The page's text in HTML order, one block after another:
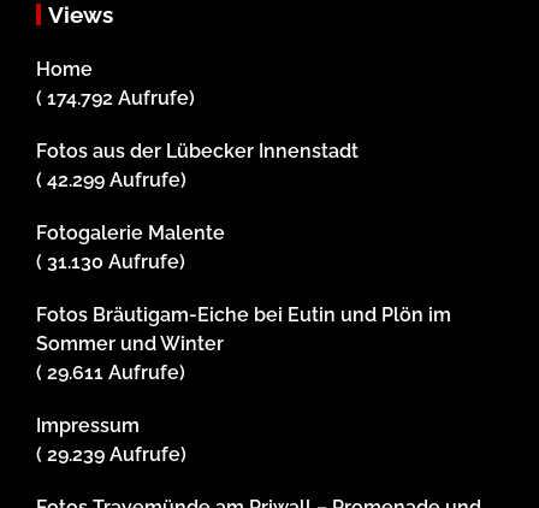
Views
Home
( 174.792 Aufrufe)
Fotos aus der Lübecker Innenstadt
( 42.299 Aufrufe)
Fotogalerie Malente
( 31.130 Aufrufe)
Fotos Bräutigam-Eiche bei Eutin und Plön im
Sommer und Winter
( 29.611 Aufrufe)
Impressum
( 29.239 Aufrufe)